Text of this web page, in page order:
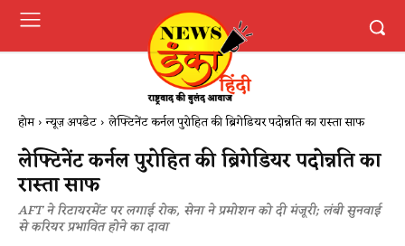
होम न्यूज़ अपडेट लेफ्टिनेंट कर्नल पुरोहित की ब्रिगेडियर पदोन्नति का रास्ता साफ
लेफ्टिनेंट कर्नल पुरोहित की ब्रिगेडियर पदोन्नति का
रास्ता साफ
AFT ने रिटायरमेंट पर लगाई रोक, सेना ने प्रमोशन को दी मंजूरी; लंबी सुनवाई
से करियर प्रभावित होने का दावा